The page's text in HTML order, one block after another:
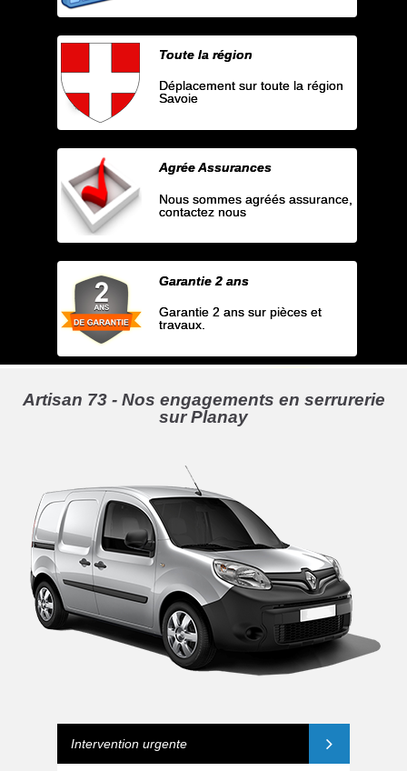
Toute la région
Déplacement sur toute la région
Savoie
Agrée Assurances
Nous sommes agréés assurance,
contactez nous
Garantie 2 ans
Garantie 2 ans sur pièces et
travaux.
Artisan 73 - Nos engagements en serrurerie
sur Planay
Intervention urgente